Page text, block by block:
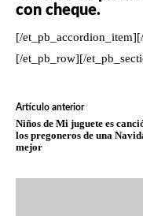
con cheque.
[/
[/et_pb_row][/
Artículo anterior
Niños de Mi juguete es
los pregoneros de una
mejor